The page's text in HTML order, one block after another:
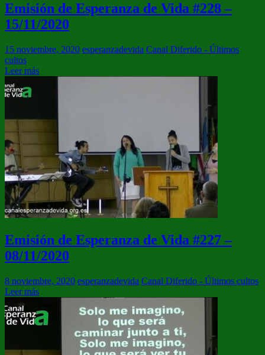
Emisión de Esperanza de Vida #228 –
15/11/2020
15 noviembre, 2020 esperanzadevida Canal Diferido - Últimos
cultos
Leer más
Emisión de Esperanza de Vida #227 –
08/11/2020
8 noviembre, 2020 esperanzadevida Canal Diferido - Últimos cultos
Leer más